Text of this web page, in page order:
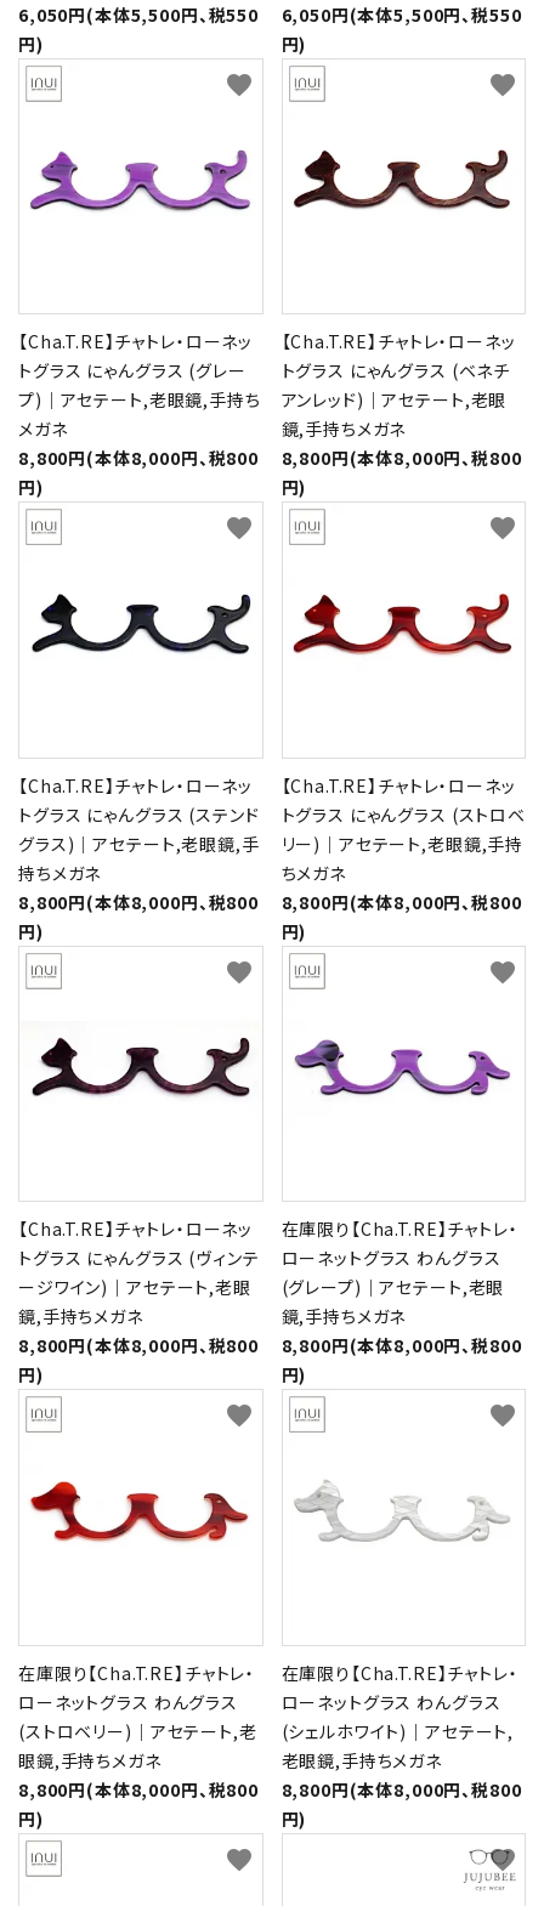
コンテンツ
INFORMATION
ACCOUNT MENU
ようこそ 会員名 様
6,050円(本体5,500円、税550
円)
6,050円(本体5,500円、税550
円)
【Cha.T.RE】チャトレ・ローネッ
トグラス にゃんグラス (グレー
プ)｜アセテート,老眼鏡,手持ち
メガネ
8,800円(本体8,000円、税800
円)
favorite
【Cha.T.RE】チャトレ・ローネッ
トグラス にゃんグラス (ベネチ
アンレッド)｜アセテート,老眼
鏡,手持ちメガネ
8,800円(本体8,000円、税800
円)
favorite
【Cha.T.RE】チャトレ・ローネッ
トグラス にゃんグラス (ステンド
グラス)｜アセテート,老眼鏡,手
持ちメガネ
8,800円(本体8,000円、税800
円)
favorite
【Cha.T.RE】チャトレ・ローネッ
トグラス にゃんグラス (ストロベ
リー)｜アセテート,老眼鏡,手持
ちメガネ
8,800円(本体8,000円、税800
円)
favorite
【Cha.T.RE】チャトレ・ローネッ
トグラス にゃんグラス (ヴィンテ
ージワイン)｜アセテート,老眼
鏡,手持ちメガネ
8,800円(本体8,000円、税800
円)
favorite
在庫限り【Cha.T.RE】チャトレ・
ローネットグラス わんグラス
(グレープ)｜アセテート,老眼
鏡,手持ちメガネ
8,800円(本体8,000円、税800
円)
favorite
在庫限り【Cha.T.RE】チャトレ・
ローネットグラス わんグラス
(ストロベリー)｜アセテート,老
眼鏡,手持ちメガネ
8,800円(本体8,000円、税800
円)
favorite
在庫限り【Cha.T.RE】チャトレ・
ローネットグラス わんグラス
(シェルホワイト)｜アセテート,
老眼鏡,手持ちメガネ
8,800円(本体8,000円、税800
円)
favorite
favorite favorite